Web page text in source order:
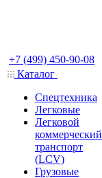
+7 (499) 450-90-08
Каталог
Спецтехника
Легковые
Легковой
коммерческий
транспорт
(LCV)
Грузовые